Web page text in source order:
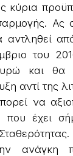
κύρια
Ας
του
και θα
αντί της
να
έχει
ανάγκη